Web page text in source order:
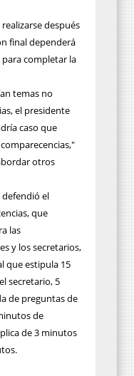
después
final dependerá
para completar la
temas no
el presidente
caso que
otros
defendió el
que
las
y los secretarios,
que estipula 15
secretario, 5
de preguntas de
de
de 3 minutos